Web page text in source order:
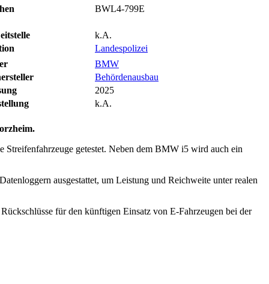
BWL4-799E
k.A.
Landespolizei
BMW
Behördenausbau
2025
k.A.
Streifenfahrzeuge getestet. Neben dem BMW i5 wird auch ein
ausgestattet, um Leistung und Reichweite unter realen
für den künftigen Einsatz von E-Fahrzeugen bei der